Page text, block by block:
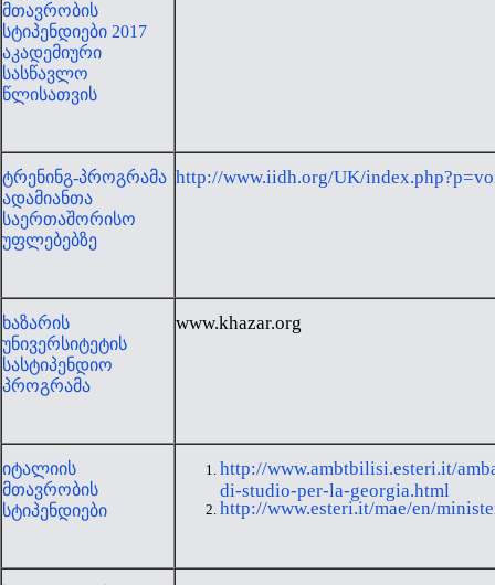
მთავრობის
სტიპენდიები 2017
აკადემიური
სასწავლო
წლისათვის
ტრენინგ-პროგრამა
ადამიანთა
საერთაშორისო
უფლებებზე
http://www.iidh.org/UK/
ხაზარის
უნივერსიტეტის
სასტიპენდიო
პროგრამა
www.khazar.org
იტალიის
მთავრობის
სტიპენდიები
http://www.ambtbilisi.esteri.it/
di-studio-per-la-georgia.html
http://www.esteri.it/mae/en/